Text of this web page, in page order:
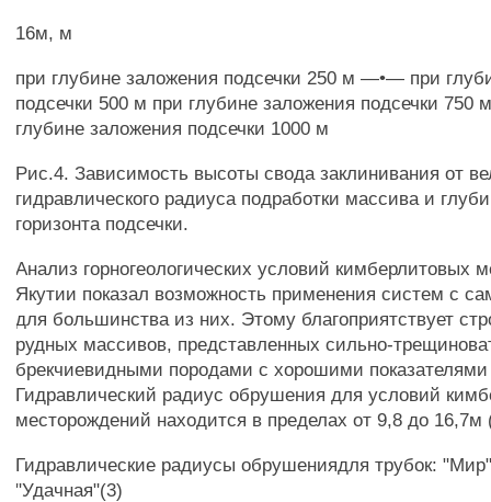
16м, м
при глубине заложения подсечки 250 м —•— при
подсечки 500 м при глубине заложения подсечки
глубине заложения подсечки 1000 м
Рис.4. Зависимость высоты свода заклинивания от
гидравлического радиуса подработки массива и
горизонта подсечки.
Анализ горногеологических условий кимберлитовых
Якутии показал возможность применения систем с
для большинства из них. Этому благоприятствует
рудных массивов, представленных сильно-
брекчиевидными породами с хорошими
Гидравлический радиус обрушения для условий
месторождений находится в пределах от 9,8 до 16,7м
Гидравлические радиусы обрушениядля трубок:
"Удачная"(3)